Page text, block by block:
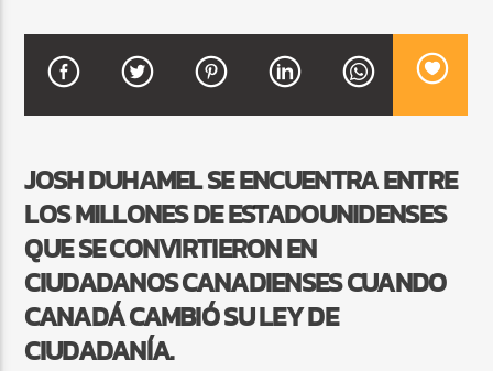
JOSH DUHAMEL SE ENCUENTRA ENTRE
LOS MILLONES DE ESTADOUNIDENSES
QUE SE CONVIRTIERON EN
CIUDADANOS CANADIENSES CUANDO
CANADÁ CAMBIÓ SU LEY DE
CIUDADANÍA.